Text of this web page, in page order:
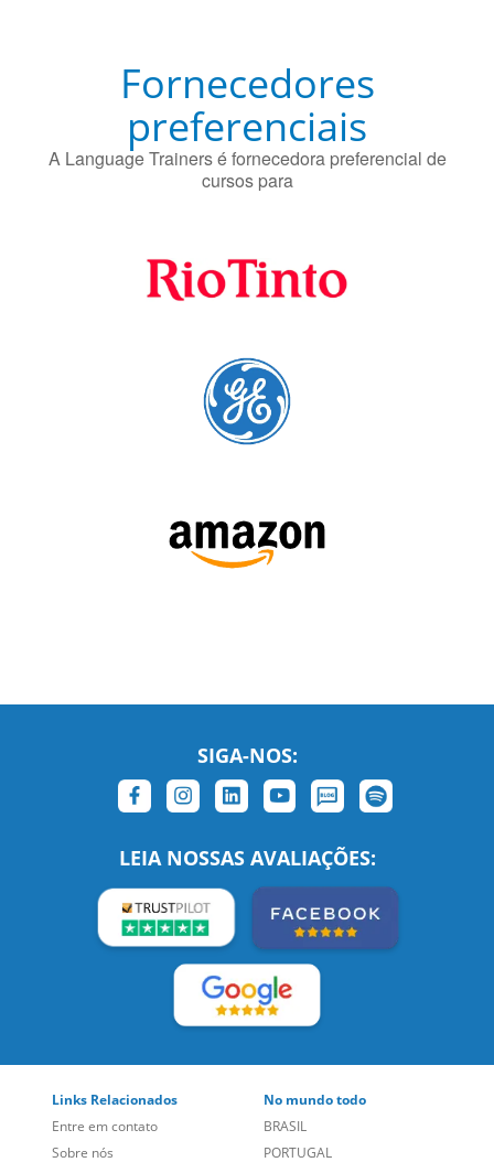
preferenciais
A Language Trainers é fornecedora preferencial de
cursos para
SIGA-NOS:
LEIA NOSSAS AVALIAÇÕES:
Sobre nós
Empregos
Blog
PORTUGAL
ESTADOS UNIDOS (EN)
ESTADOS UNIDOS (ES)